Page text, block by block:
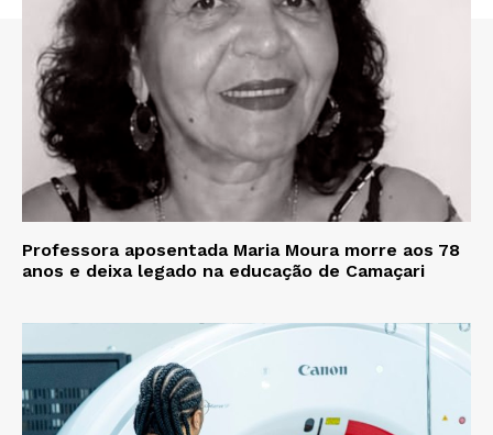
Professora aposentada Maria Moura morre aos 78
anos e deixa legado na educação de Camaçari